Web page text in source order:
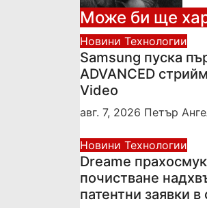
Може би ще
Новини Технологии
Samsung пуска
ADVANCED
Video
авг. 7, 2026 Петър
Новини Технологии
Dreame
почистване
патентни заявки